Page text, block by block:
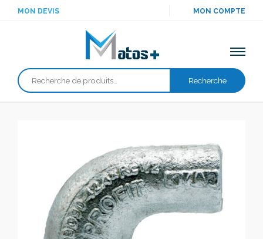
MON DEVIS MON COMPTE
Recherche
Recherche